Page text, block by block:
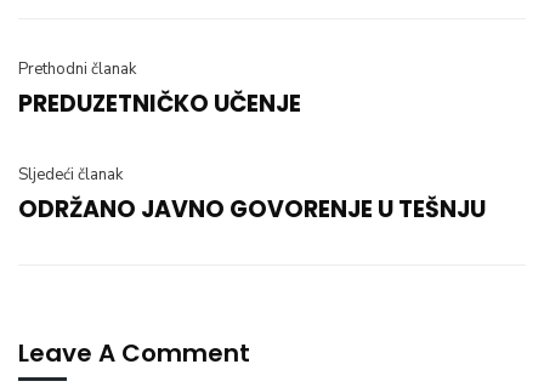
Prethodni članak
PREDUZETNIČKO UČENJE
Sljedeći članak
ODRŽANO JAVNO GOVORENJE U TEŠNJU
Leave A Comment